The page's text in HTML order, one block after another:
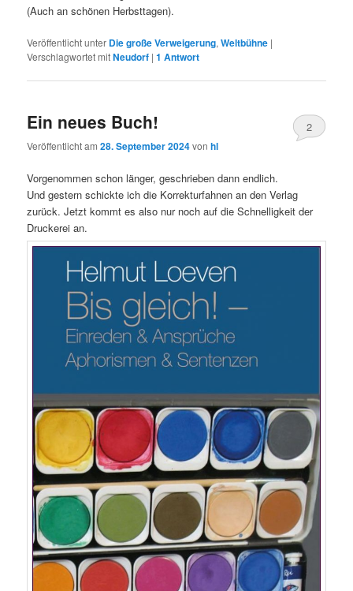
(Auch an schönen Herbsttagen).
Veröffentlicht unter Die große Verweigerung,Weltbühne |
Verschlagwortet mitNeudorf |1 Antwort
Ein neues Buch!
Veröffentlicht am28. September 2024vonhl
2
Vorgenommen schon länger, geschrieben dann endlich.
Und gestern schickte ich die Korrekturfahnen an den Verlag
zurück. Jetzt kommt es also nur noch auf die Schnelligkeit der
Druckerei an.